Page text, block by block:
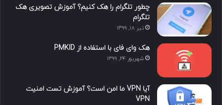
ا
چطور تلگرام را هک کنیم؟ آموزش تصویری هک
تلگرام
تیر ۱۸, ۱۳۹۹
هک وای فای با استفاده از PMKID
شهریور ۲۴, ۱۳۹۹
آیا VPN ما امن است؟ آموزش تست امنیت
VPN